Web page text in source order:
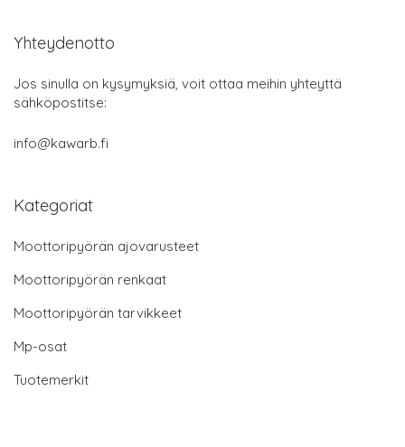
Yhteydenotto
Jos sinulla on kysymyksiä, voit ottaa meihin yhteyttä
sähköpostitse:
info@kawarb.fi
Kategoriat
Moottoripyörän ajovarusteet
Moottoripyörän renkaat
Moottoripyörän tarvikkeet
Mp-osat
Tuotemerkit